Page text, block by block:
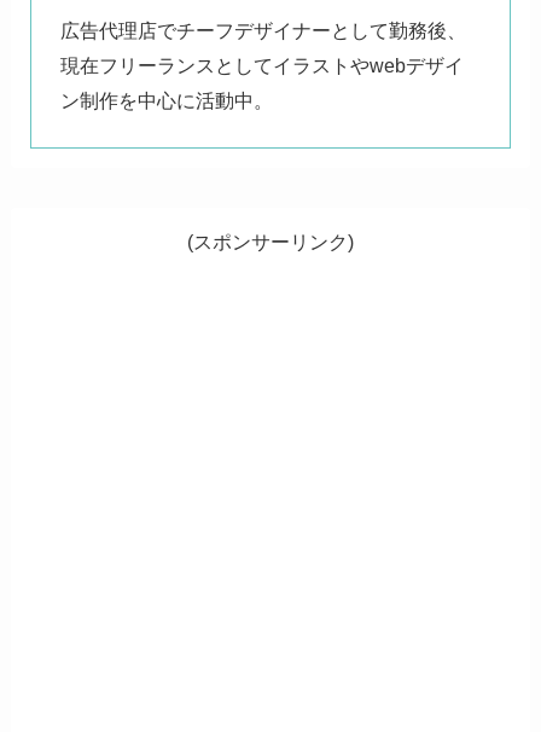
広告代理店でチーフデザイナーとして勤務後、
現在フリーランスとしてイラストやwebデザイ
ン制作を中心に活動中。
(スポンサーリンク)